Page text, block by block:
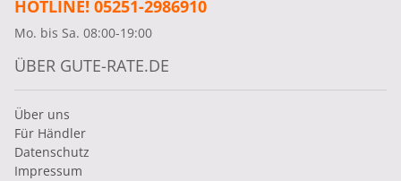
HOTLINE! 05251-2986910
Mo. bis Sa. 08:00-19:00
ÜBER GUTE-RATE.DE
Über uns
Für Händler
Datenschutz
Impressum